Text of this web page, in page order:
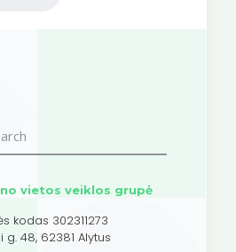
vietos veiklos grupė
kodas 302311273
g. 48, 62381 Alytus